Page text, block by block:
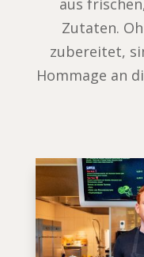
aus
Zutaten.
zubereitet,
Hommage an